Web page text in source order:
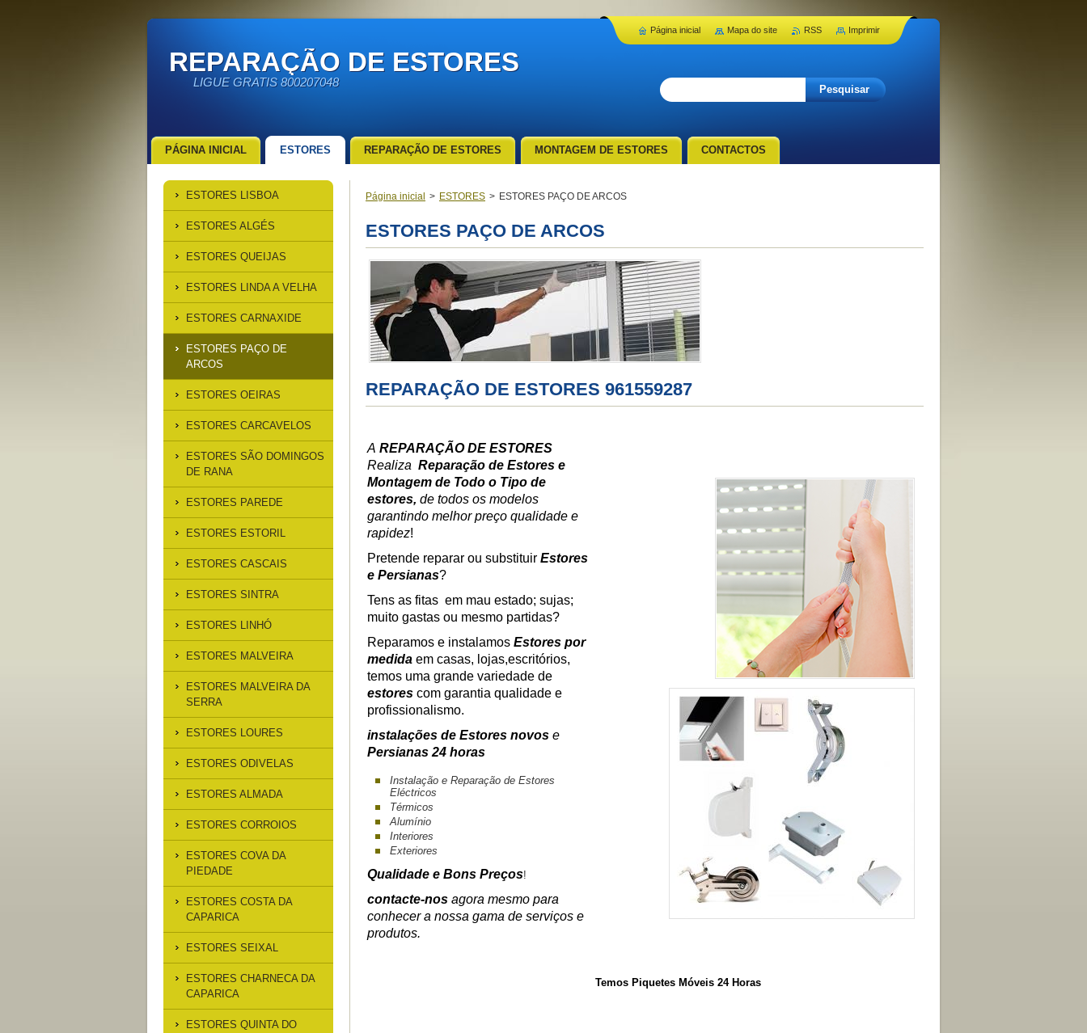
REPARAÇÃO DE ESTORES
LIGUE GRATIS 800207048
Página inicial > ESTORES > ESTORES PAÇO DE ARCOS
ESTORES PAÇO DE ARCOS
REPARAÇÃO DE ESTORES 961559287
A REPARAÇÃO DE ESTORES
Realiza Reparação de Estores e
Montagem de Todo o Tipo de
estores, de todos os modelos
garantindo melhor preço qualidade e
rapidez!
Pretende reparar ou substituir Estores
e Persianas?
Tens as fitas em mau estado; sujas;
muito gastas ou mesmo partidas?
Reparamos e instalamos Estores por
medida em casas, lojas,escritórios,
temos uma grande variedade de
estores com garantia qualidade e
profissionalismo.
instalações de Estores novos e
Persianas 24 horas
Instalação e Reparação de Estores
Eléctricos
Térmicos
Alumínio
Interiores
Exteriores
Qualidade e Bons Preços!
contacte-nos agora mesmo para
conhecer a nossa gama de serviços e
produtos.
Temos Piquetes Móveis 24 Horas
ESTORES LISBOA
ESTORES ALGÉS
ESTORES QUEIJAS
ESTORES LINDA A VELHA
ESTORES CARNAXIDE
ESTORES PAÇO DE
ARCOS
ESTORES OEIRAS
ESTORES CARCAVELOS
ESTORES SÃO DOMINGOS
DE RANA
ESTORES PAREDE
ESTORES ESTORIL
ESTORES CASCAIS
ESTORES SINTRA
ESTORES LINHÓ
ESTORES MALVEIRA
ESTORES MALVEIRA DA
SERRA
ESTORES LOURES
ESTORES ODIVELAS
ESTORES ALMADA
ESTORES CORROIOS
ESTORES COVA DA
PIEDADE
ESTORES COSTA DA
CAPARICA
ESTORES SEIXAL
ESTORES CHARNECA DA
CAPARICA
ESTORES QUINTA DO
PÁGINA INICIAL ESTORES REPARAÇÃO DE ESTORES MONTAGEM DE ESTORES CONTACTOS
Página inicial Mapa do site RSS Imprimir